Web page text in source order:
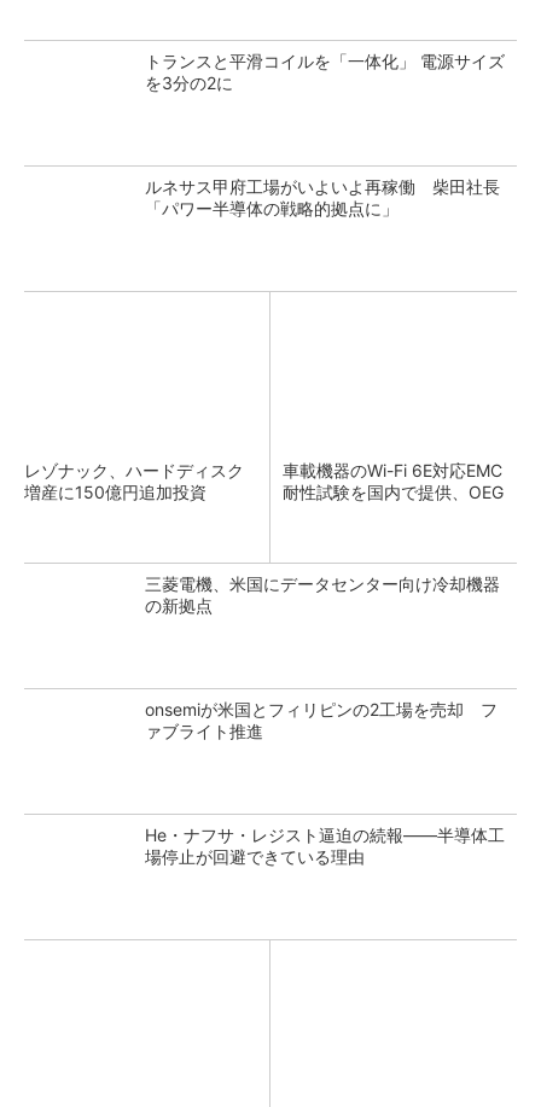
トランスと平滑コイルを「一体化」 電源サイズ
を3分の2に
ルネサス甲府工場がいよいよ再稼働 柴田社長
「パワー半導体の戦略的拠点に」
レゾナック、ハードディスク
増産に150億円追加投資
車載機器のWi-Fi 6E対応EMC
耐性試験を国内で提供、OEG
三菱電機、米国にデータセンター向け冷却機器
の新拠点
onsemiが米国とフィリピンの2工場を売却 フ
ァブライト推進
He・ナフサ・レジスト逼迫の続報――半導体工
場停止が回避できている理由